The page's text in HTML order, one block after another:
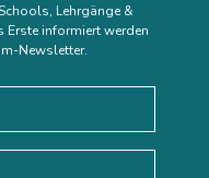
Lehrgänge &
Erste informiert werden
Newsletter.